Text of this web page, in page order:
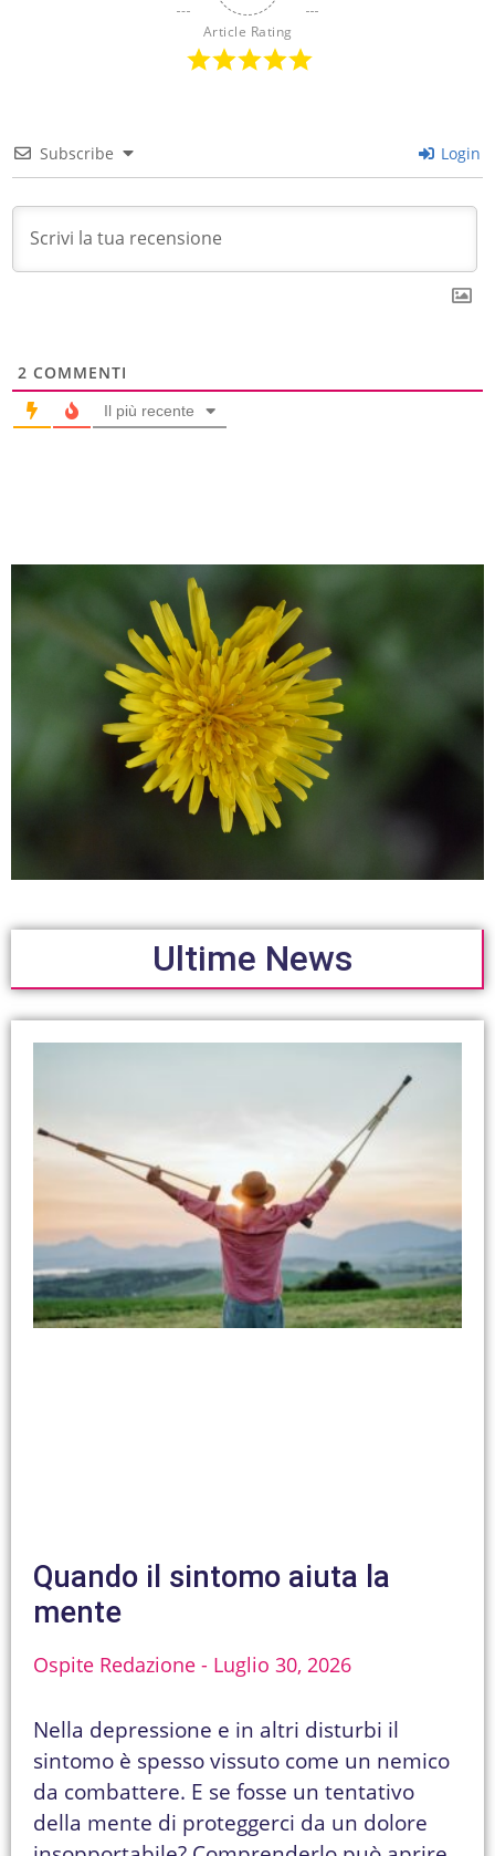
Article Rating
Subscribe Login
2 COMMENTI
Il più recente
Ultime News
Quando il sintomo aiuta la
mente
Ospite Redazione Luglio 30, 2026
Nella depressione e in altri disturbi il
sintomo è spesso vissuto come un nemico
da combattere. E se fosse un tentativo
della mente di proteggerci da un dolore